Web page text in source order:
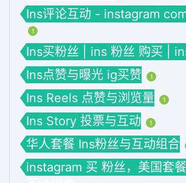
Ins评论互动 - instagram
1
Ins买粉丝 | ins 粉丝 购买 |
Ins点赞与曝光 ig买赞 1
Ins Reels 点赞与浏览量 1
Ins Story 投票与互动 1
华人套餐 Ins粉丝与互动组合
instagram 买 粉丝，美国套